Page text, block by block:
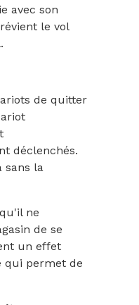
avec son
le vol
de quitter
déclenchés.
sans la
ne
de se
un effet
qui permet de